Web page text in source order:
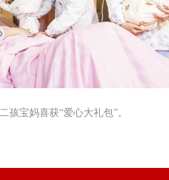
二孩宝妈喜获“爱心大礼包”。